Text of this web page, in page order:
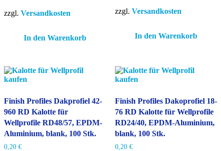
zzgl. Versandkosten
In den Warenkorb
zzgl. Versandkosten
In den Warenkorb
Finish Profiles Dakprofiel 42-
960 RD Kalotte für
Wellprofile RD48/57, EPDM-
Aluminium, blank, 100 Stk.
0,20 €
Finish Profiles Dakoprofiel 18-
76 RD Kalotte für Wellprofile
RD24/40, EPDM-Aluminium,
blank, 100 Stk.
0,20 €